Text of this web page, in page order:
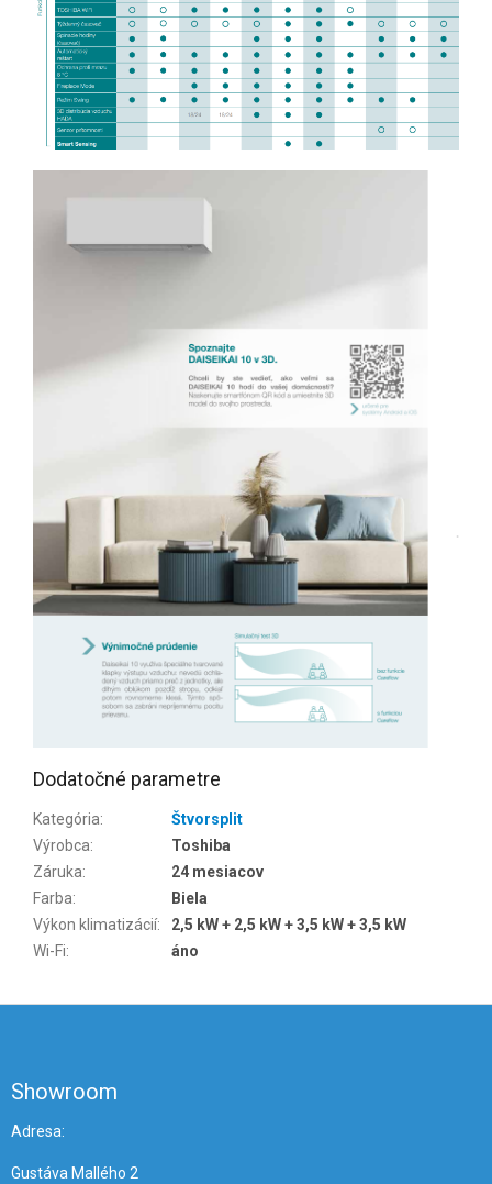
Dodatočné parametre
Kategória:
Štvorsplit
Výrobca:
Toshiba
Záruka:
24 mesiacov
Farba:
Biela
Výkon klimatizácií:
2,5 kW + 2,5 kW + 3,5 kW + 3,5 kW
Wi-Fi: áno
Showroom
Adresa:
Gustáva Mallého 2